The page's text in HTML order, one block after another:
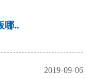
哪..
2019-09-06